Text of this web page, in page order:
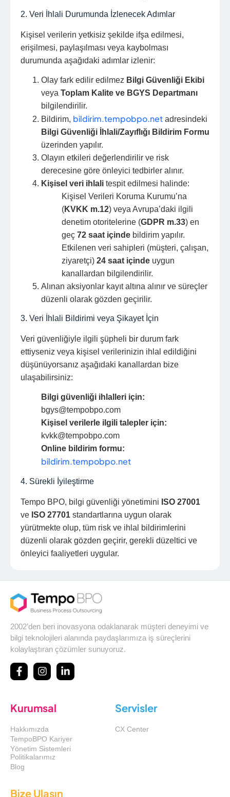
2. Veri İhlali Durumunda İzlenecek Adımlar
Kişisel verilerin yetkisiz şekilde ifşa edilmesi,
erişilmesi, paylaşılması veya kaybolması
durumunda aşağıdaki adımlar izlenir:
Olay fark edilir edilmez Bilgi Güvenliği Ekibi
veya Toplam Kalite ve BGYS Departmanı
bilgilendirilir.
Bildirim, bildirim.tempobpo.net adresindeki
Bilgi Güvenliği İhlali/Zayıflığı Bildirim Formu
üzerinden yapılır.
Olayın etkileri değerlendirilir ve risk
derecesine göre önleyici tedbirler alınır.
Kişisel veri ihlali tespit edilmesi halinde:
Kişisel Verileri Koruma Kurumu’na
(KVKK m.12) veya Avrupa’daki ilgili
denetim otoritelerine (GDPR m.33) en
geç 72 saat içinde bildirim yapılır.
Etkilenen veri sahipleri (müşteri, çalışan,
ziyaretçi) 24 saat içinde uygun
kanallardan bilgilendirilir.
Alınan aksiyonlar kayıt altına alınır ve süreçler
düzenli olarak gözden geçirilir.
3. Veri İhlali Bildirimi veya Şikayet İçin
Veri güvenliğiyle ilgili şüpheli bir durum fark
ettiyseniz veya kişisel verilerinizin ihlal edildiğini
düşünüyorsanız aşağıdaki kanallardan bize
ulaşabilirsiniz:
Bilgi güvenliği ihlalleri için:
bgys@tempobpo.com
Kişisel verilerle ilgili talepler için:
kvkk@tempobpo.com
Online bildirim formu:
bildirim.tempobpo.net
4. Sürekli İyileştirme
Tempo BPO, bilgi güvenliği yönetimini ISO 27001
ve ISO 27701 standartlarına uygun olarak
yürütmekte olup, tüm risk ve ihlal bildirimlerini
düzenli olarak gözden geçirir, gerekli düzeltici ve
önleyici faaliyetleri uygular.
2002’den beri inovasyona odaklanarak müşteri deneyimi ve
bilgi teknolojileri alanında paydaşlarımıza iş süreçlerini
kolaylaştıran çözümler sunuyoruz.
Kurumsal
Hakkımızda
TempoBPO Kariyer
Yönetim Sistemleri
Politikalarımız
Blog
Servisler
CX Center
Bize Ulaşın